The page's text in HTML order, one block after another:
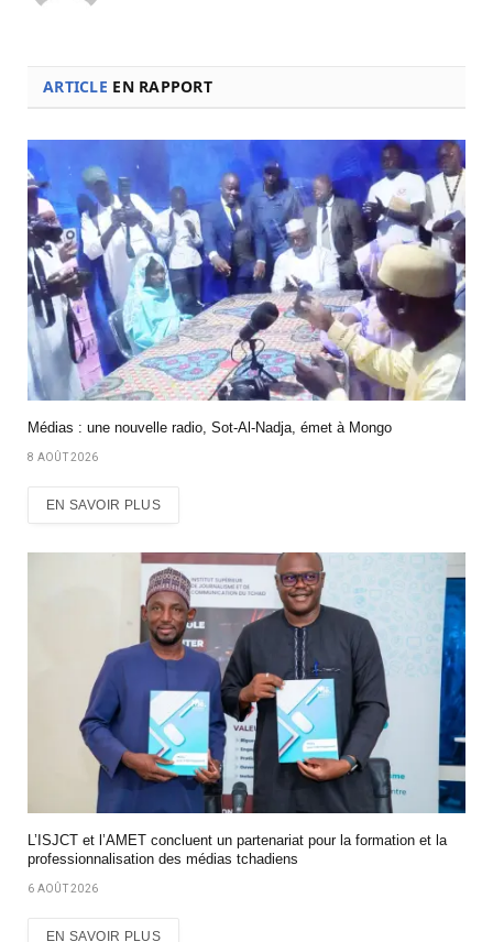
ARTICLE EN RAPPORT
Médias : une nouvelle radio, Sot-Al-Nadja, émet à Mongo
8 AOÛT 2026
EN SAVOIR PLUS
L’ISJCT et l’AMET concluent un partenariat pour la formation et la
professionnalisation des médias tchadiens
6 AOÛT 2026
EN SAVOIR PLUS